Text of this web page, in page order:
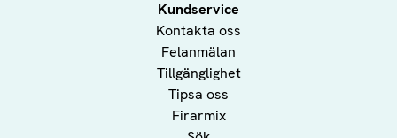
Kundservice
Kontakta oss
Felanmälan
Tillgänglighet
Tipsa oss
Firarmix